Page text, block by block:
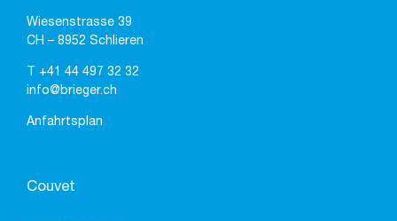
Wiesenstrasse 39
CH – 8952 Schlieren
+41 44 497 32 32
info@brieger.ch
Anfahrtsplan
Couvet